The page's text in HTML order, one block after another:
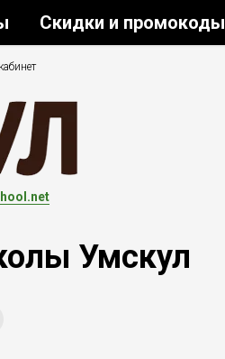
Скидки и промокоды
Умскул